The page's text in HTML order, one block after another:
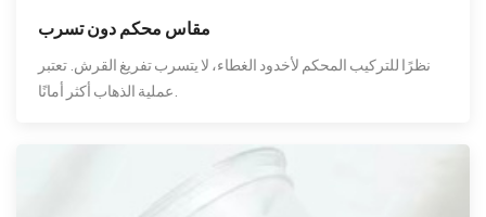
مقاس محكم دون تسرب
نظرًا للتركيب المحكم لأخدود الغطاء، لا يتسرب تفريغ القرش. تعتبر